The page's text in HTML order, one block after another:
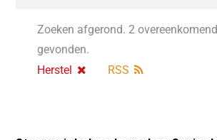
Zoeken afgerond. 2
gevonden.
Herstel
RSS